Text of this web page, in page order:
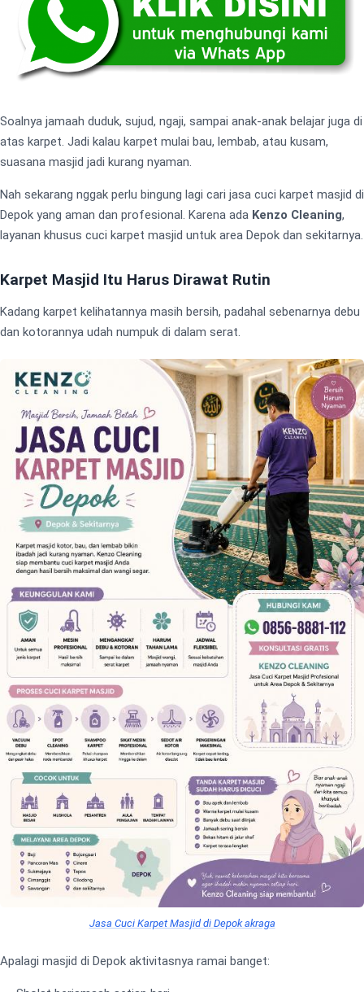
Soalnya jamaah duduk, sujud, ngaji, sampai anak-anak belajar juga di
atas karpet. Jadi kalau karpet mulai bau, lembab, atau kusam,
suasana masjid jadi kurang nyaman.
Nah sekarang nggak perlu bingung lagi cari jasa cuci karpet masjid di
Depok yang aman dan profesional. Karena ada Kenzo Cleaning,
layanan khusus cuci karpet masjid untuk area Depok dan sekitarnya.
Karpet Masjid Itu Harus Dirawat Rutin
Kadang karpet kelihatannya masih bersih, padahal sebenarnya debu
dan kotorannya udah numpuk di dalam serat.
Jasa Cuci Karpet Masjid di Depok akraga
Apalagi masjid di Depok aktivitasnya ramai banget: